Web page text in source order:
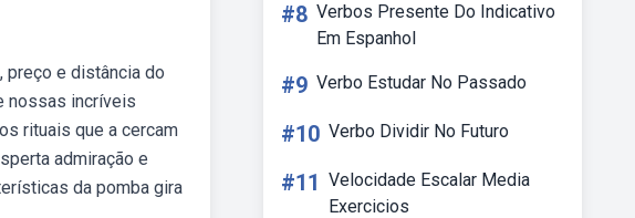
preço e distância do
nossas incríveis
rituais que a cercam
admiração e
da pomba gira
#8 Verbos Presente Do Indicativo
Em Espanhol
#9 Verbo Estudar No Passado
#10 Verbo Dividir No Futuro
#11 Velocidade Escalar Media
Exercicios